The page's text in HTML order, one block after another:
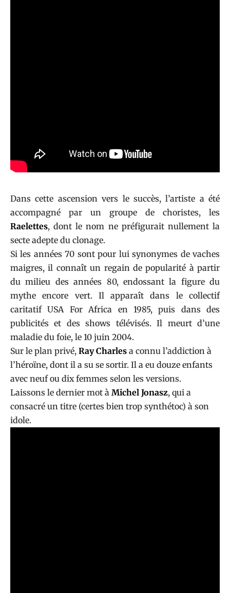
Dans cette ascension vers le succès, l’artiste a été
accompagné par un groupe de choristes, les
Raelettes, dont le nom ne préfigurait nullement la
secte adepte du clonage.
Si les années 70 sont pour lui synonymes de vaches
maigres, il connaît un regain de popularité à partir
du milieu des années 80, endossant la figure du
mythe encore vert. Il apparaît dans le collectif
caritatif USA For Africa en 1985, puis dans des
publicités et des shows télévisés. Il meurt d’une
maladie du foie, le 10 juin 2004.
Sur le plan privé, Ray Charles a connu l’addiction à
l’héroïne, dont il a su se sortir. Il a eu douze enfants
avec neuf ou dix femmes selon les versions.
Laissons le dernier mot à Michel Jonasz, qui a
consacré un titre (certes bien trop synthétoc) à son
idole.